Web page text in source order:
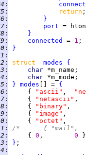
:
:
return
:
}
: port =
:
}
: connected = 1
:
}
:
: struct modes
{
: char
: char
: } modes [] = {
:
     {
"ascii" ,
:
     {
"netascii"
:
     {
"binary"
:
     {
"image"
:
     {
"octet" ,
:
/*      { "mail",
:
     {
0 , 0
: }
: